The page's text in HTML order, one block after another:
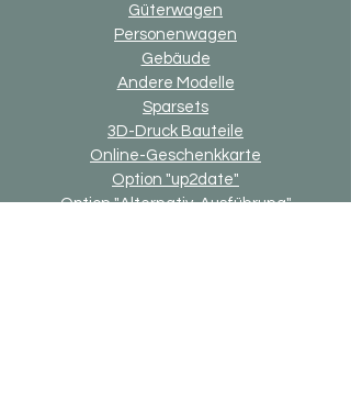
Güterwagen
Personenwagen
Gebäude
Andere Modelle
Sparsets
3D-Druck Bauteile
Online-Geschenkkarte
Option "up2date"
Option "Alternativ-Ausführung"